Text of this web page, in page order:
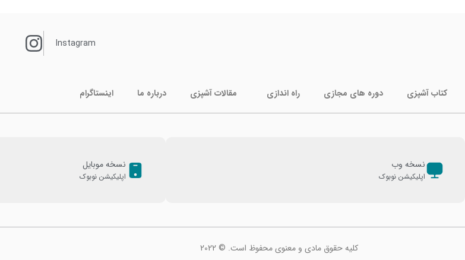
Instagram
کتاب آشپزی دوره های مجازی راه اندازی مقالات آشپزی درباره ما اینستاگرام
نسخه وب
اپلیکیشن نوبوک
نسخه موبایل
اپلیکیشن نوبوک
کلیه حقوق مادی و معنوی محفوظ است. © 2022